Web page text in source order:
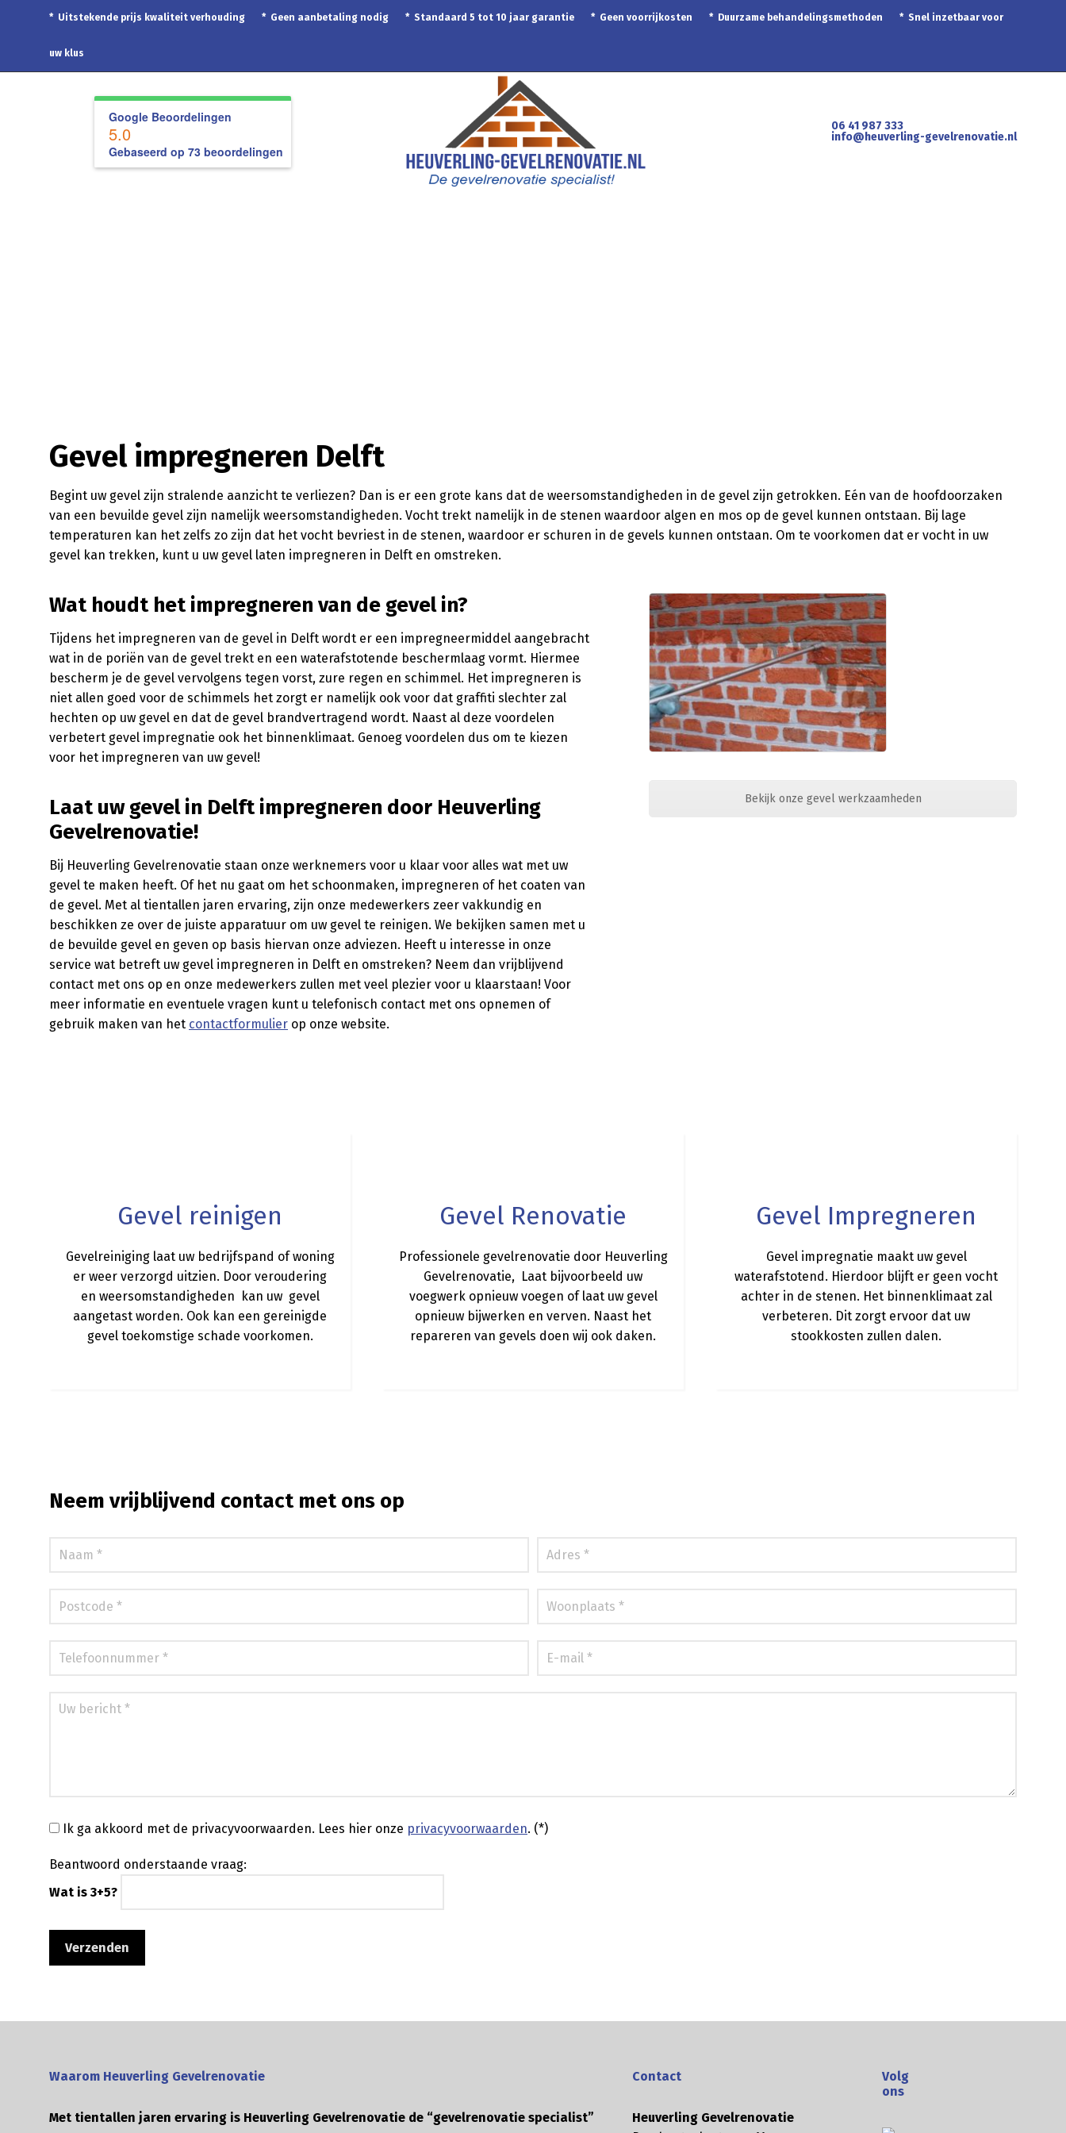
* Uitstekende prijs kwaliteit verhouding * Geen aanbetaling nodig * Standaard 5 tot 10 jaar garantie * Geen voorrijkosten * Duurzame behandelingsmethoden * Snel inzetbaar voor
uw klus
Google Beoordelingen
5.0
Gebaseerd op 73 beoordelingen
06 41 987 333
info@heuverling-gevelrenovatie.nl
Gevel impregneren Delft
Begint uw gevel zijn stralende aanzicht te verliezen? Dan is er een grote kans dat de weersomstandigheden in de gevel zijn getrokken. Eén van de hoofdoorzaken
van een bevuilde gevel zijn namelijk weersomstandigheden. Vocht trekt namelijk in de stenen waardoor algen en mos op de gevel kunnen ontstaan. Bij lage
temperaturen kan het zelfs zo zijn dat het vocht bevriest in de stenen, waardoor er schuren in de gevels kunnen ontstaan. Om te voorkomen dat er vocht in uw
gevel kan trekken, kunt u uw gevel laten impregneren in Delft en omstreken.
Wat houdt het impregneren van de gevel in?
Tijdens het impregneren van de gevel in Delft wordt er een impregneermiddel aangebracht
wat in de poriën van de gevel trekt en een waterafstotende beschermlaag vormt. Hiermee
bescherm je de gevel vervolgens tegen vorst, zure regen en schimmel. Het impregneren is
niet allen goed voor de schimmels het zorgt er namelijk ook voor dat graffiti slechter zal
hechten op uw gevel en dat de gevel brandvertragend wordt. Naast al deze voordelen
verbetert gevel impregnatie ook het binnenklimaat. Genoeg voordelen dus om te kiezen
voor het impregneren van uw gevel!
Laat uw gevel in Delft impregneren door Heuverling
Gevelrenovatie!
Bij Heuverling Gevelrenovatie staan onze werknemers voor u klaar voor alles wat met uw
gevel te maken heeft. Of het nu gaat om het schoonmaken, impregneren of het coaten van
de gevel. Met al tientallen jaren ervaring, zijn onze medewerkers zeer vakkundig en
beschikken ze over de juiste apparatuur om uw gevel te reinigen. We bekijken samen met u
de bevuilde gevel en geven op basis hiervan onze adviezen. Heeft u interesse in onze
service wat betreft uw gevel impregneren in Delft en omstreken? Neem dan vrijblijvend
contact met ons op en onze medewerkers zullen met veel plezier voor u klaarstaan! Voor
meer informatie en eventuele vragen kunt u telefonisch contact met ons opnemen of
gebruik maken van het contactformulier op onze website.
Bekijk onze gevel werkzaamheden
Gevel reinigen
Gevelreiniging laat uw bedrijfspand of woning
er weer verzorgd uitzien. Door veroudering
en weersomstandigheden kan uw gevel
aangetast worden. Ook kan een gereinigde
gevel toekomstige schade voorkomen.
Gevel Renovatie
Professionele gevelrenovatie door Heuverling
Gevelrenovatie, Laat bijvoorbeeld uw
voegwerk opnieuw voegen of laat uw gevel
opnieuw bijwerken en verven. Naast het
repareren van gevels doen wij ook daken.
Gevel Impregneren
Gevel impregnatie maakt uw gevel
waterafstotend. Hierdoor blijft er geen vocht
achter in de stenen. Het binnenklimaat zal
verbeteren. Dit zorgt ervoor dat uw
stookkosten zullen dalen.
Neem vrijblijvend contact met ons op
Ik ga akkoord met de privacyvoorwaarden. Lees hier onze privacyvoorwaarden. (*)
Beantwoord onderstaande vraag:
Wat is 3+5?
Waarom Heuverling Gevelrenovatie
Met tientallen jaren ervaring is Heuverling Gevelrenovatie de “gevelrenovatie specialist”
Contact
Heuverling Gevelrenovatie
Volg
ons